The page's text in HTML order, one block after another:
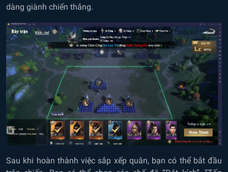
dàng giành chiến thắng.
Sau khi hoàn thành việc sắp xếp quân, bạn có thể bắt đầu